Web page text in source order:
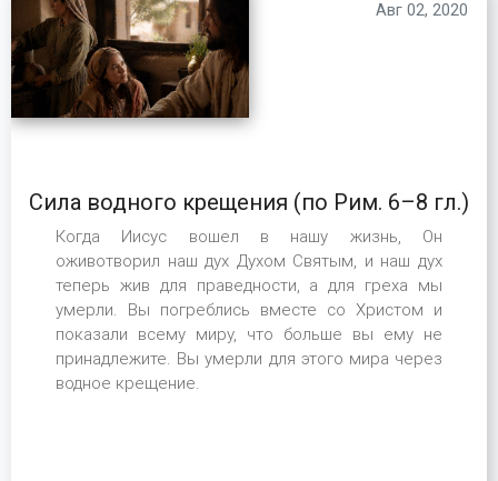
Сила водного крещения (по Рим. 6–8 гл.)
Когда Иисус вошел в нашу жизнь, Он
оживотворил наш дух Духом Святым, и наш дух
теперь жив для праведности, а для греха мы
умерли. Вы погреблись вместе со Христом и
показали всему миру, что больше вы ему не
принадлежите. Вы умерли для этого мира через
водное крещение.
Авг 02, 2020